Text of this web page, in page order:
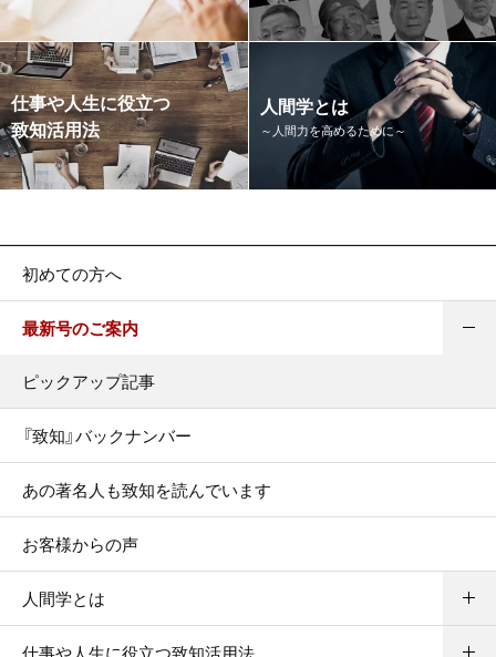
仕事や人生に役立つ
致知活用法
人間学とは
～人間力を高めるために～
初めての方へ
最新号のご案内
ピックアップ記事
『致知』バックナンバー
あの著名人も致知を読んでいます
お客様からの声
人間学とは